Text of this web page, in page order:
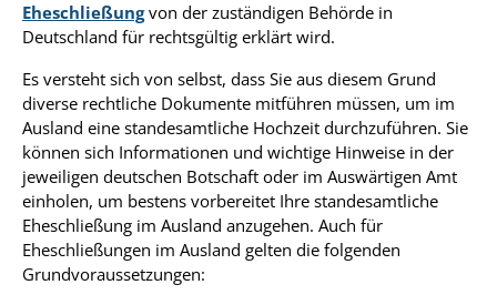
Eheschließungvon der zuständigen Behörde in
Deutschland für rechtsgültig erklärt wird.
Es versteht sich von selbst, dass Sie aus diesem Grund
diverse rechtliche Dokumente mitführen müssen, um im
Ausland eine standesamtliche Hochzeit durchzuführen. Sie
können sich Informationen und wichtige Hinweise in der
jeweiligen deutschen Botschaft oder im Auswärtigen Amt
einholen, um bestens vorbereitet Ihre standesamtliche
Eheschließung im Ausland anzugehen. Auch für
Eheschließungen im Ausland gelten die folgenden
Grundvoraussetzungen: